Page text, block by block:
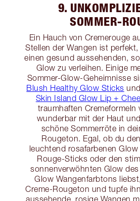
9.
SOMMER-
Ein Hauch von Cremerouge
Stellen der Wangen ist
einen gesund aussehenden,
Glow zu verleihen. Einige
Sommer-Glow-Geheimnisse
Blush Healthy Glow Sticks
Skin Island Glow Lip +
traumhaften Cremeformeln
wunderbar mit der Haut
schöne Sommerröte in
Rougeton. Egal, ob du
leuchtend rosafarbenen
Rouge-Sticks oder den
sonnenverwöhnten Glow
Glow Wangenfarbtons
Creme-Rougeton und tupfe